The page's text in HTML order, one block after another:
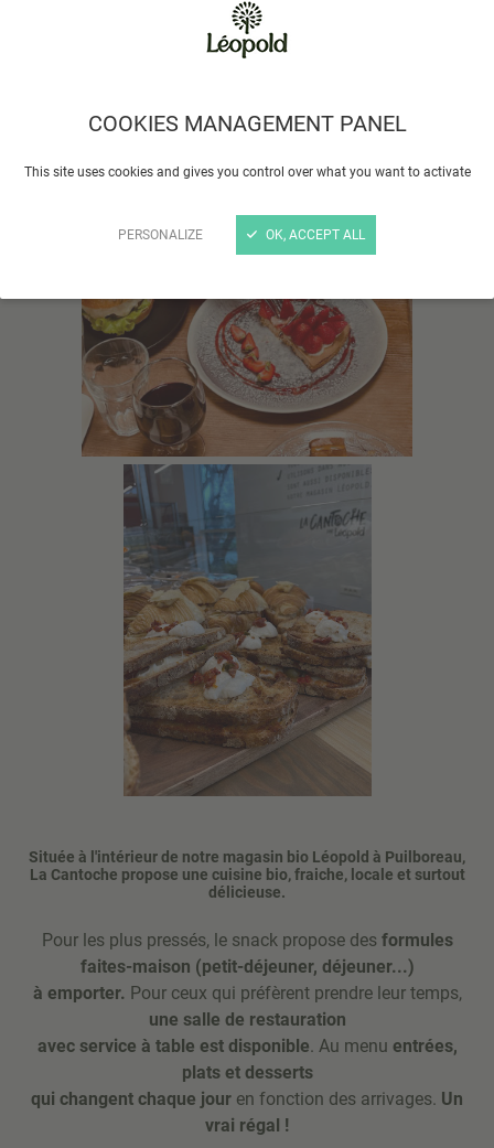
COOKIES MANAGEMENT PANEL
This site uses cookies and gives you control over what you want to activate
PERSONALIZE OK, ACCEPT ALL
Située à l'intérieur de notre magasin bio Léopold à Puilboreau,
La Cantoche propose une cuisine bio, fraiche, locale et surtout
délicieuse.
Pour les plus pressés, le snack propose des formules
faites-maison (petit-déjeuner, déjeuner...)
à emporter. Pour ceux qui préfèrent prendre leur temps,
une salle de restauration
avec service à table est disponible. Au menu entrées,
plats et desserts
qui changent chaque jour en fonction des arrivages. Un
vrai régal !